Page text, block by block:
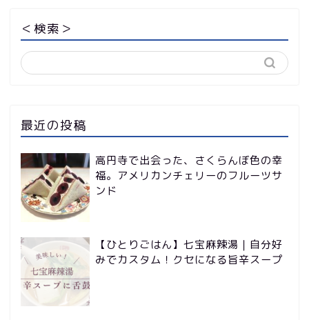
＜検索＞
最近の投稿
高円寺で出会った、さくらんぼ色の幸
福。アメリカンチェリーのフルーツサ
ンド
【ひとりごはん】七宝麻辣湯｜自分好
みでカスタム！クセになる旨辛スープ